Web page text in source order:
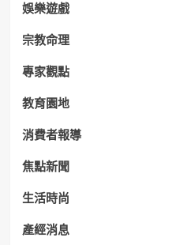
娛樂遊戲
宗教命理
專家觀點
教育園地
消費者報導
焦點新聞
生活時尚
產經消息